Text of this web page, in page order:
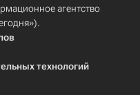
агентство
технологий